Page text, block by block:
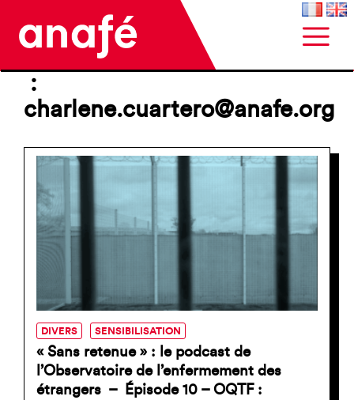
:
charlene.cuartero@anafe.org
DIVERS SENSIBILISATION
« Sans retenue » : le podcast de
l’Observatoire de l’enfermement des
étrangers – Épisode 10 – OQTF :